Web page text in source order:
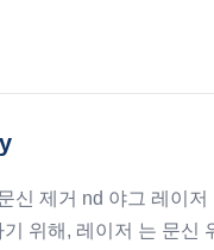
제거 nd 야그 레이
위해, 레이저 는 문신